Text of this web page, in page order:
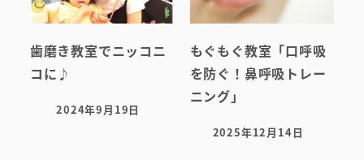
歯磨き教室でニッコニ
コに♪
投稿日
2024年9月19日
もぐもぐ教室「口呼吸
を防ぐ！鼻呼吸トレー
ニング」
投稿日
2025年12月14日